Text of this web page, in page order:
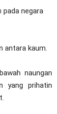
pada negara
antara kaum.
naungan
yang prihatin